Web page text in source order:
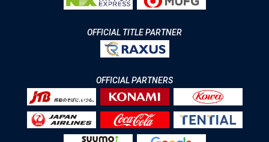
OFFICIAL TITLE PARTNER
OFFICIAL PARTNERS